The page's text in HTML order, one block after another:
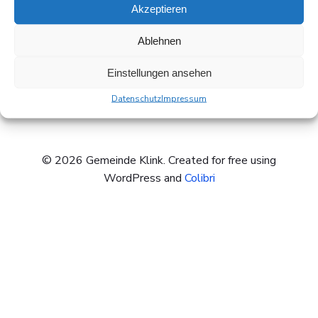
Akzeptieren
Ablehnen
Einstellungen ansehen
DatenschutzImpressum
© 2026 Gemeinde Klink. Created for free using
WordPress and Colibri